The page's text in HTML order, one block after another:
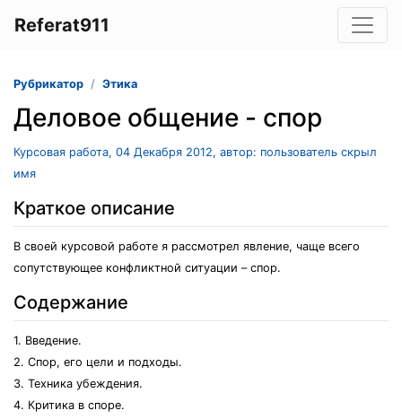
Referat911
Рубрикатор Этика
Деловое общение - спор
Курсовая работа, 04 Декабря 2012, автор: пользователь скрыл
имя
Краткое описание
В своей курсовой работе я рассмотрел явление, чаще всего
сопутствующее конфликтной ситуации – спор.
Содержание
1. Введение.
2. Спор, его цели и подходы.
3. Техника убеждения.
4. Критика в споре.